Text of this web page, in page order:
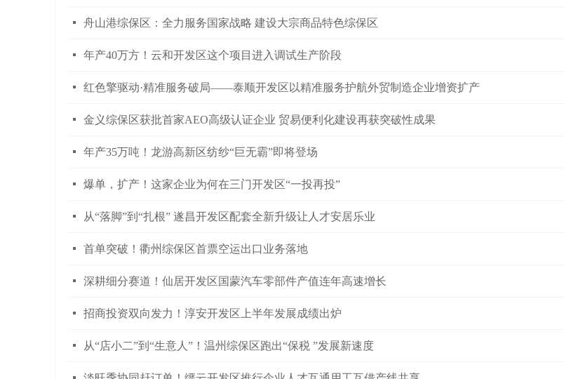
넷 舟山港综保区：全力服务国家战略 建设大宗商品特色综保区
넷 年产40万方！云和开发区这个项目进入调试生产阶段
넷 红色擎驱动·精准服务破局——泰顺开发区以精准服务护航外贸制造企业增资扩产
넷 金义综保区获批首家AEO高级认证企业 贸易便利化建设再获突破性成果
넷 年产35万吨！龙游高新区纺纱“巨无霸”即将登场
넷 爆单，扩产！这家企业为何在三门开发区“一投再投”
넷 从“落脚”到“扎根” 遂昌开发区配套全新升级让人才安居乐业
넷 首单突破！衢州综保区首票空运出口业务落地
넷 深耕细分赛道！仙居开发区国蒙汽车零部件产值连年高速增长
넷 招商投资双向发力！淳安开发区上半年发展成绩出炉
넷 从“店小二”到“生意人”！温州综保区跑出“保税 ”发展新速度